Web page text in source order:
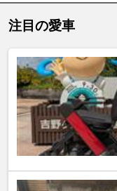
注目の愛車